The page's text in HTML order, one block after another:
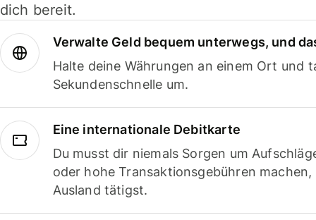
dich bereit.
Verwalte Geld bequem unterwegs, und
Halte deine Währungen an einem Ort und
Sekundenschnelle um.
Eine internationale Debitkarte
Du musst dir niemals Sorgen um
oder hohe Transaktionsgebühren
Ausland tätigst.